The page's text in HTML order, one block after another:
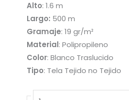
Alto: 1.6 m
Largo: 500 m
Gramaje: 19 gr/m²
Material: Polipropileno
Color: Blanco Traslucido
Tipo: Tela Tejido no Tejido